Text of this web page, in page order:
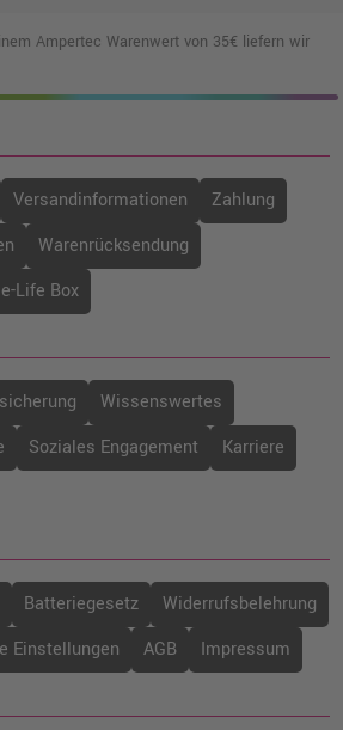
Ampertec Warenwert von 35€ liefern wir
Versandinformationen
Zahlung
Warenrücksendung
Life Box
Wissenswertes
Soziales Engagement
Karriere
Batteriegesetz
Widerrufsbelehrung
Einstellungen AGB Impressum